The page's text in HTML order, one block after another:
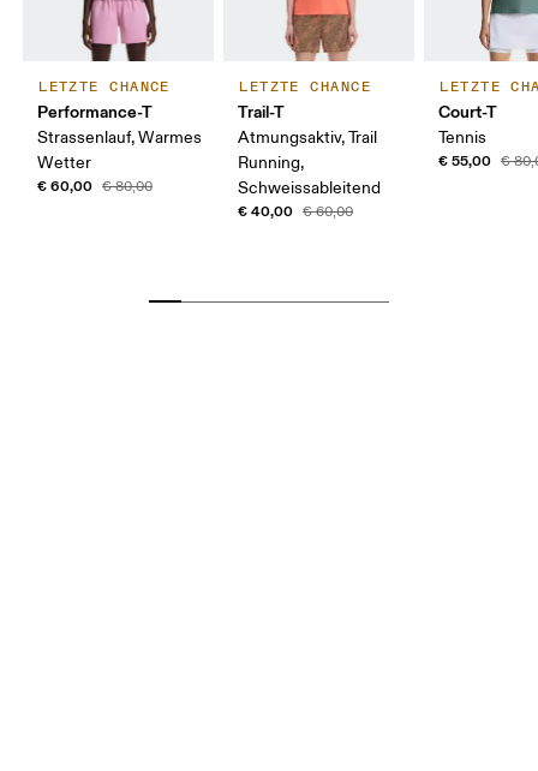
LETZTE CHANCE
Performance-T
Strassenlauf, Warmes
Wetter
€ 60,00 € 80,00
LETZTE CHANCE
Trail-T
Atmungsaktiv, Trail
Running,
Schweissableitend
€ 40,00 € 60,00
LETZTE
Court-T
Tennis
€ 55,00 €